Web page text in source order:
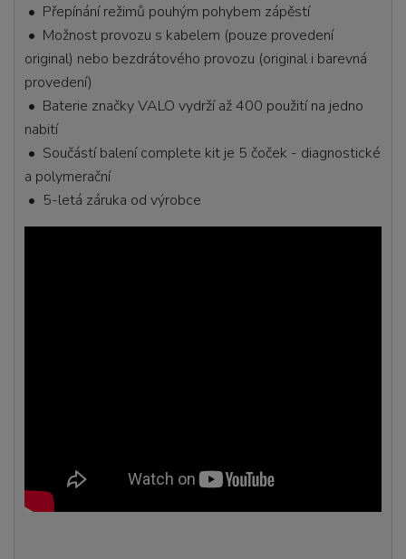
• Přepínání režimů pouhým pohybem zápěstí
• Možnost provozu s kabelem (pouze provedení
original) nebo bezdrátového provozu (original i barevná
provedení)
• Baterie značky VALO vydrží až 400 použití na jedno
nabití
• Součástí balení complete kit je 5 čoček - diagnostické
a polymerační
• 5-letá záruka od výrobce